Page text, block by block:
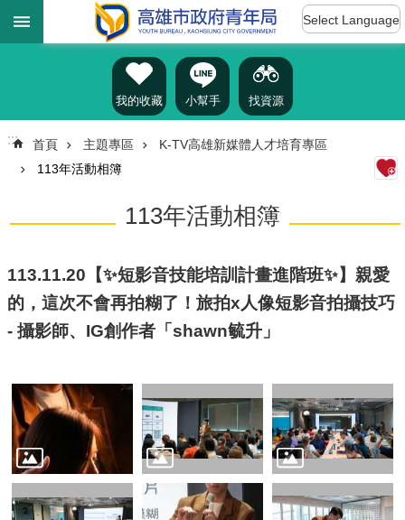
跳到主要內容區塊
訊
公
告
青
資
源
主
題
區
Select Language
我的收藏 小幫手 找資源
::: 首頁 主題專區
K-TV高雄新媒體人才培育專區
113年活動相簿
113年活動相簿
113.11.20【✨短影音技能培訓計畫進階班✨】親愛
的，這次不會再拍糊了！旅拍x人像短影音拍攝技巧
- 攝影師、IG創作者「shawn毓升」